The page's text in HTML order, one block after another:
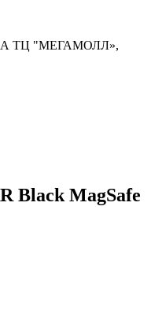
ТЦ "МЕГАМОЛЛ»,
Black MagSafe